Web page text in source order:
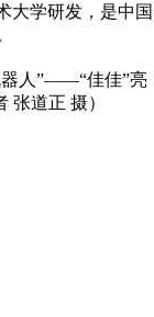
大学研发，是中国
器人”——“佳佳”亮
张道正 摄）